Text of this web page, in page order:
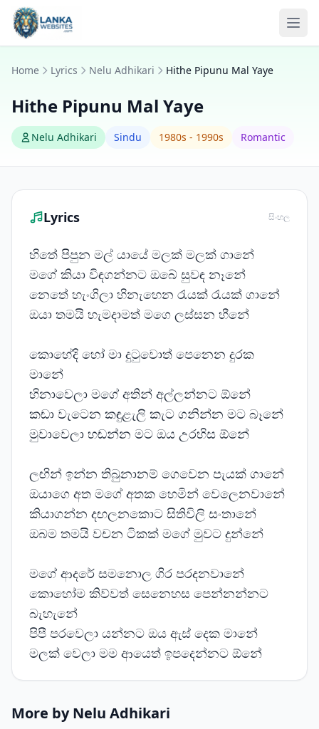
Skip to content
Home Lyrics Nelu Adhikari Hithe Pipunu Mal Yaye
Hithe Pipunu Mal Yaye
Nelu Adhikari Sindu 1980s - 1990s Romantic
Lyrics සිංහල
හිතේ පිපුන මල් යායේ මලක් මලක් ගානේ
මගේ කියා විඳගන්නට ඔබේ සුවඳ නෑනේ
නෙතේ හැංගිලා හිනැහෙන රැයක් රැයක් ගානේ
ඔයා තමයි හැමදාමත් මගෙ ලස්සන හීනේ
කොහේදි හෝ මා දුටුවොත් පෙනෙන දුරක
මානේ
හිනාවෙලා මගේ අතින් අල්ලන්නට ඕනේ
කඬා වැටෙන කඳුළැලි කැට ගනින්න මට බෑනේ
මුවාවෙලා හඬන්න මට ඔය උරහිස ඕනේ
ලඟින් ඉන්න තිබුනානම් ගෙවෙන පැයක් ගානේ
ඔයාගෙ අත මගේ අතක හෙමින් වෙලෙනවානේ
කියාගන්න දඟලනකොට සිතිවිලි සංතානේ
ඔබම තමයි වචන ටිකක් මගේ මුවට දුන්නේ
මගේ ආදරේ සමනොල ගිර පරදනවානේ
කොහෝම කිව්වත් සෙනෙහස පෙන්නන්නට
බැහැනේ
පිපී පරවෙලා යන්නට ඔය ඇස් දෙක මානේ
මලක් වෙලා මම ආයෙත් ඉපදෙන්නට ඕනේ
More by Nelu Adhikari